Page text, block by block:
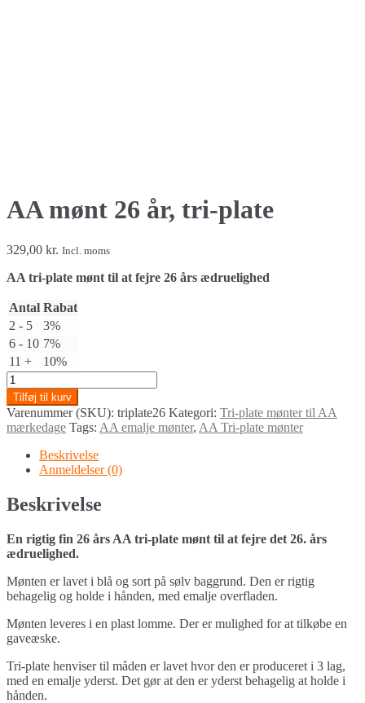
AA mønt 26 år, tri-plate
329,00 kr. Incl. moms
AA tri-plate mønt til at fejre 26 års ædruelighed
Antal Rabat
2 - 5
3%
6 - 10 7%
11 +
10%
AA
mønt
26
år,
tri-
plate
quantity
Tilføj til kurv
Varenummer (SKU): triplate26 Kategori: Tri-plate mønter til AA
mærkedage Tags: AA emalje mønter, AA Tri-plate mønter
Beskrivelse
Anmeldelser (0)
Beskrivelse
En rigtig fin 26 års AA tri-plate mønt til at fejre det 26. års
ædruelighed.
Mønten er lavet i blå og sort på sølv baggrund. Den er rigtig
behagelig og holde i hånden, med emalje overfladen.
Mønten leveres i en plast lomme. Der er mulighed for at tilkøbe en
gaveæske.
Tri-plate henviser til måden er lavet hvor den er produceret i 3 lag,
med en emalje yderst. Det gør at den er yderst behagelig at holde i
hånden.